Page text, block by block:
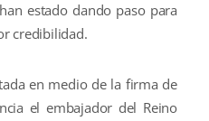
estado dando paso para
credibilidad.
en medio de la firma de
el embajador del Reino